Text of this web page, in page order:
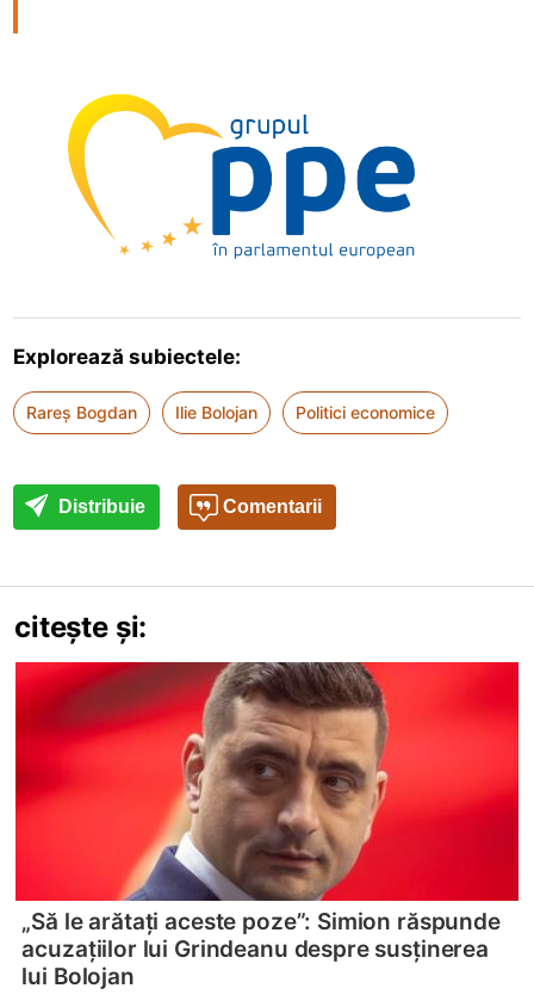
Explorează subiectele:
Rareș Bogdan Ilie Bolojan Politici economice
Distribuie Comentarii
citește și:
„Să le arătați aceste poze”: Simion răspunde
acuzațiilor lui Grindeanu despre susținerea
lui Bolojan